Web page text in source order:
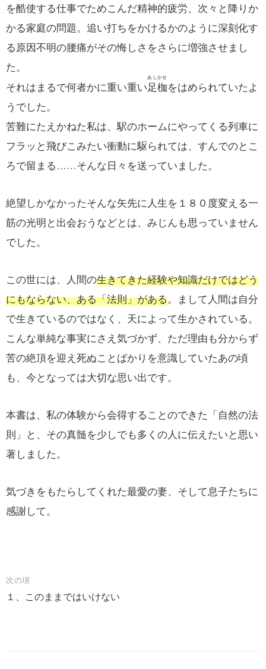
を酷使する仕事でためこんだ精神的疲労、次々と降りか
かる家庭の問題。追い打ちをかけるかのように深刻化す
る原因不明の腰痛がその悔しさをさらに増強させまし
た。
それはまるで何者かに重い重い足枷
あしかせ
をはめられていたよ
うでした。
苦難にたえかねた私は、駅のホームにやってくる列車に
フラッと飛びこみたい衝動に駆られては、すんでのとこ
ろで留まる……そんな日々を送っていました。
絶望しかなかったそんな矢先に人生を１８０度変える一
筋の光明と出会おうなどとは、みじんも思っていません
でした。
この世には、人間の生きてきた経験や知識だけではどう
にもならない、ある「法則」がある。まして人間は自分
で生きているのではなく、天によって生かされている。
こんな単純な事実にさえ気づかず、ただ理由も分からず
苦の絶頂を迎え死ぬことばかりを意識していたあの頃
も、今となっては大切な思い出です。
本書は、私の体験から会得することのできた「自然の法
則」と、その真髄を少しでも多くの人に伝えたいと思い
著しました。
気づきをもたらしてくれた最愛の妻、そして息子たちに
感謝して。
投
稿
次の項
１、このままではいけない